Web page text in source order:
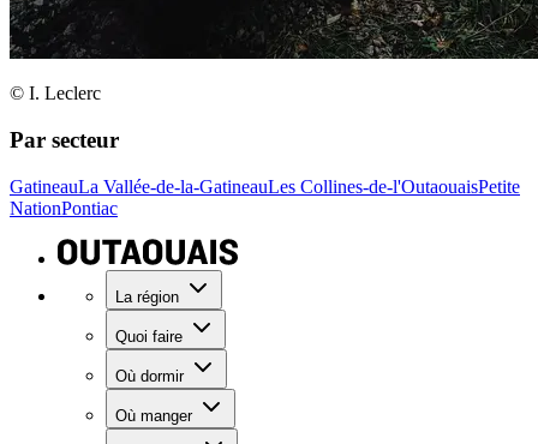
© I. Leclerc
Par secteur
GatineauLa Vallée-de-la-GatineauLes Collines-de-l'OutaouaisPetite
NationPontiac
La région
Quoi faire
Où dormir
Où manger